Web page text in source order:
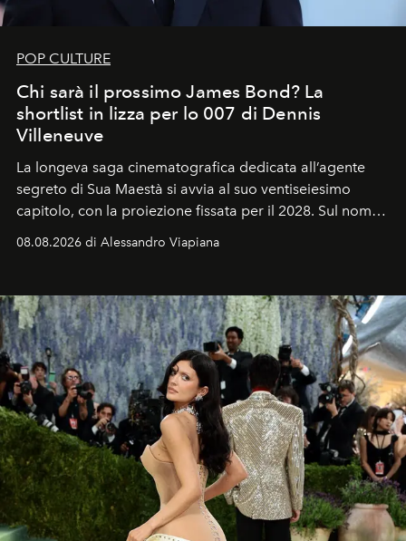
POP CULTURE
Chi sarà il prossimo James Bond? La
shortlist in lizza per lo 007 di Dennis
Villeneuve
La longeva saga cinematografica dedicata all’agente
segreto di Sua Maestà si avvia al suo ventiseiesimo
capitolo, con la proiezione fissata per il 2028. Sul nome
Craig, però, regna ancora il più assoluto riserbo.
08.08.2026 di Alessandro Viapiana